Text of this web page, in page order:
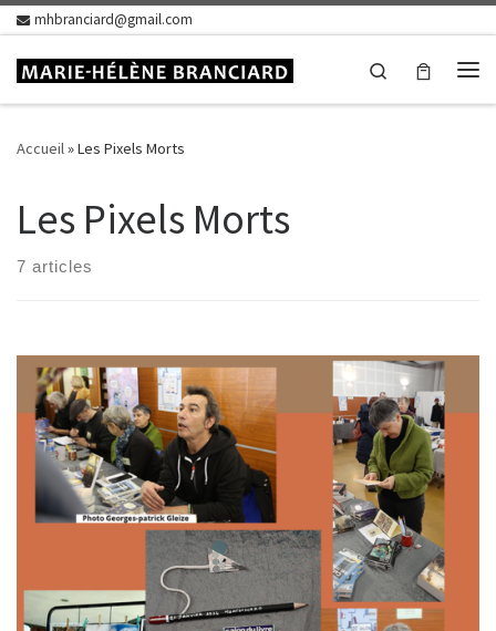
Skip to content
mhbranciard@gmail.com
Search
Accueil»Les Pixels Morts
Les Pixels Morts
7 articles